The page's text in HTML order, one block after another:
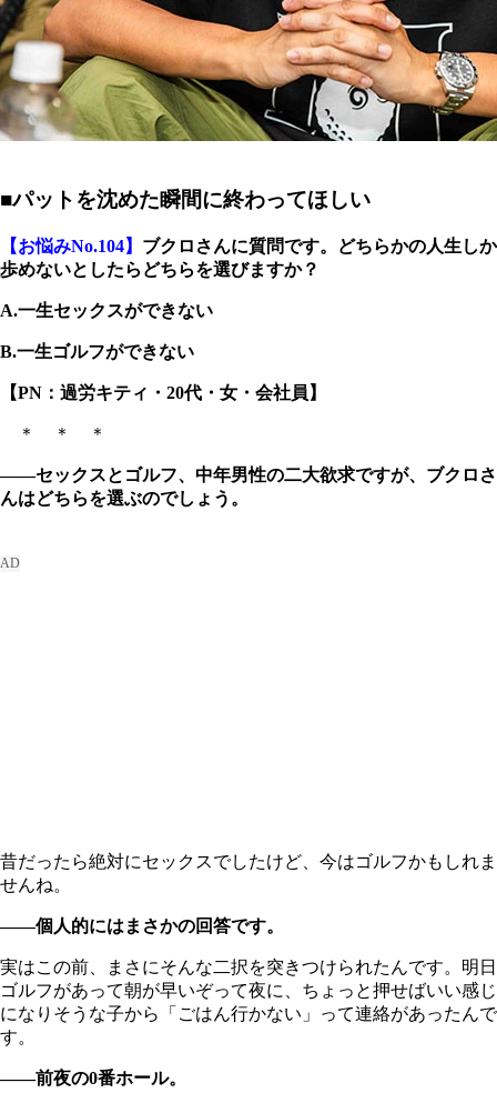
■パットを沈めた瞬間に終わってほしい
【お悩みNo.104】 ブクロさんに質問です。どちらかの人生しか
歩めないとしたらどちらを選びますか？
A.一生セックスができない
B.一生ゴルフができない
【PN：過労キティ・20代・女・会社員】
＊ ＊ ＊
――セックスとゴルフ、中年男性の二大欲求ですが、ブクロさ
んはどちらを選ぶのでしょう。
昔だったら絶対にセックスでしたけど、今はゴルフかもしれま
せんね。
――個人的にはまさかの回答です。
実はこの前、まさにそんな二択を突きつけられたんです。明日
ゴルフがあって朝が早いぞって夜に、ちょっと押せばいい感じ
になりそうな子から「ごはん行かない」って連絡があったんで
す。
――前夜の0番ホール。